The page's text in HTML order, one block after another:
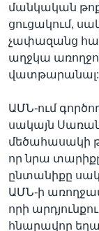
մանկական
ցուցակում,
չափազանց
աղջկա
վատթարանալ:
ԱՄՆ-ում
սակայն Սառան
մեծահասակի
որ նրա
ընտանիքը
ԱՄՆ-ի
որի
հնարավոր